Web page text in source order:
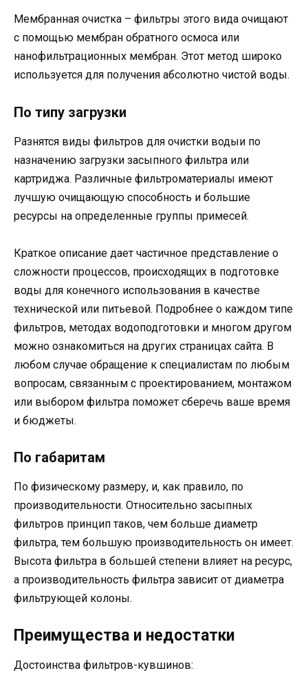
Мембранная очистка – фильтры этого вида очищают
с помощью мембран обратного осмоса или
нанофильтрационных мембран. Этот метод широко
используется для получения абсолютно чистой воды.
По типу загрузки
Разнятся виды фильтров для очистки водыи по
назначению загрузки засыпного фильтра или
картриджа. Различные фильтроматериалы имеют
лучшую очищающую способность и большие
ресурсы на определенные группы примесей.
Краткое описание дает частичное представление о
сложности процессов, происходящих в подготовке
воды для конечного использования в качестве
технической или питьевой. Подробнее о каждом типе
фильтров, методах водоподготовки и многом другом
можно ознакомиться на других страницах сайта. В
любом случае обращение к специалистам по любым
вопросам, связанным с проектированием, монтажом
или выбором фильтра поможет сберечь ваше время
и бюджеты.
По габаритам
По физическому размеру, и, как правило, по
производительности. Относительно засыпных
фильтров принцип таков, чем больше диаметр
фильтра, тем большую производительность он имеет.
Высота фильтра в большей степени влияет на ресурс,
а производительность фильтра зависит от диаметра
фильтрующей колоны.
Преимущества и недостатки
Достоинства фильтров-кувшинов: